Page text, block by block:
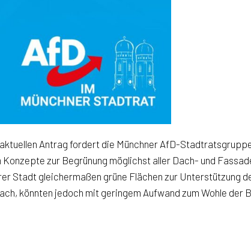
Antrag fordert die Münchner AfD-
zur Begrünung möglichst aller Dach- und
Stadt gleichermaßen grüne Flächen zur Unterstützung
könnten jedoch mit geringem Aufwand zum Wohle der